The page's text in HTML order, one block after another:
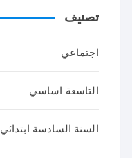
تصنيف
اجتماعي
التاسعة اساسي
السنة السادسة ابتدائي